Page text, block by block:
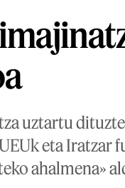
uztartu
eta Iratzar
ahalmena»